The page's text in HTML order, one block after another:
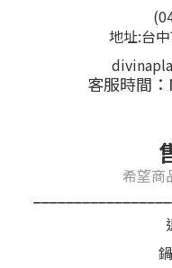
地址:台
客服時間
希望商